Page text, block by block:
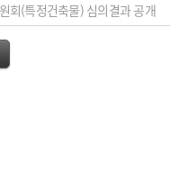
회(특정건축물) 심의결과 공개